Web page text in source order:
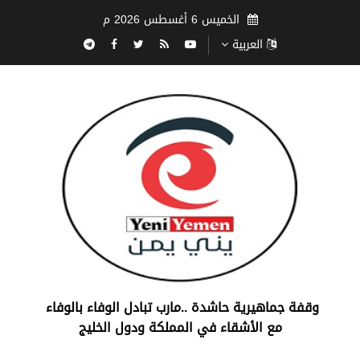
الخميس 6 أغسطس 2026 م
العربية
‏وقفة جماهيرية حاشدة ..مارب ‏تبادل الوفاء بالوفاء ‏
مع الأشقاء في المملكة ودول الخليج